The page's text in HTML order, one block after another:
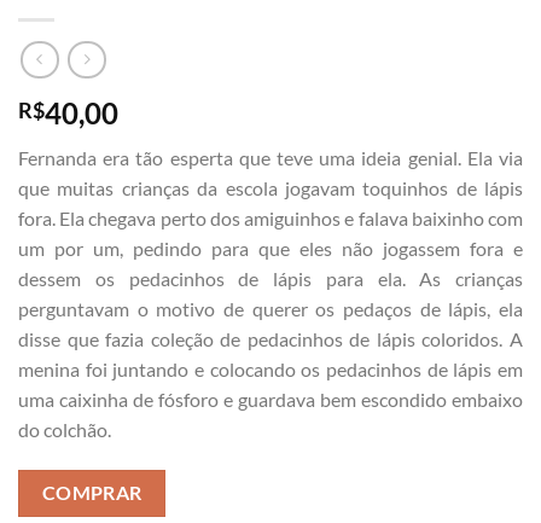
R$40,00
Fernanda era tão esperta que teve uma ideia genial. Ela via
que muitas crianças da escola jogavam toquinhos de lápis
fora. Ela chegava perto dos amiguinhos e falava baixinho com
um por um, pedindo para que eles não jogassem fora e
dessem os pedacinhos de lápis para ela. As crianças
perguntavam o motivo de querer os pedaços de lápis, ela
disse que fazia coleção de pedacinhos de lápis coloridos. A
menina foi juntando e colocando os pedacinhos de lápis em
uma caixinha de fósforo e guardava bem escondido embaixo
do colchão.
COMPRAR